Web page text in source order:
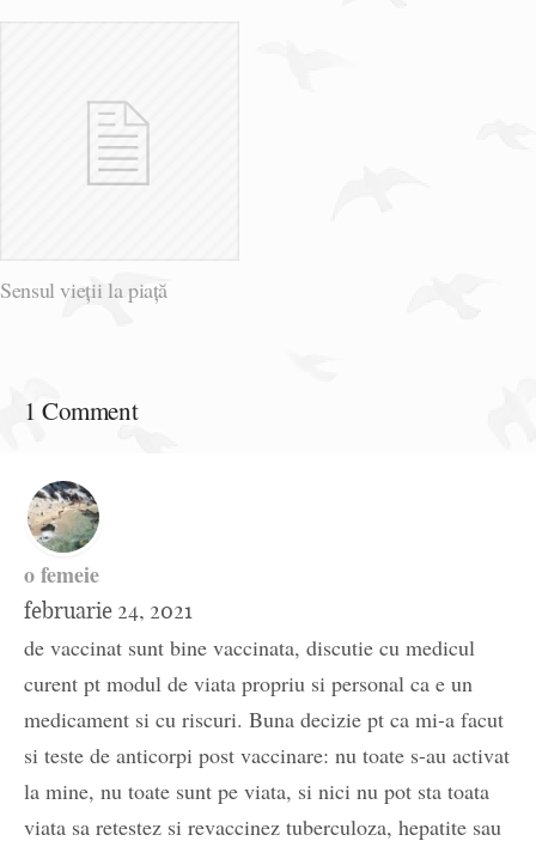
Sensul vieții la piață
1 Comment
o femeie
februarie 24, 2021
de vaccinat sunt bine vaccinata, discutie cu medicul
curent pt modul de viata propriu si personal ca e un
medicament si cu riscuri. Buna decizie pt ca mi-a facut
si teste de anticorpi post vaccinare: nu toate s-au activat
la mine, nu toate sunt pe viata, si nici nu pot sta toata
viata sa retestez si revaccinez tuberculoza, hepatite sau